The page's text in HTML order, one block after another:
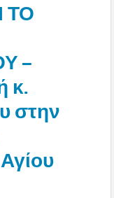
ΤΟ
–
κ.
στην